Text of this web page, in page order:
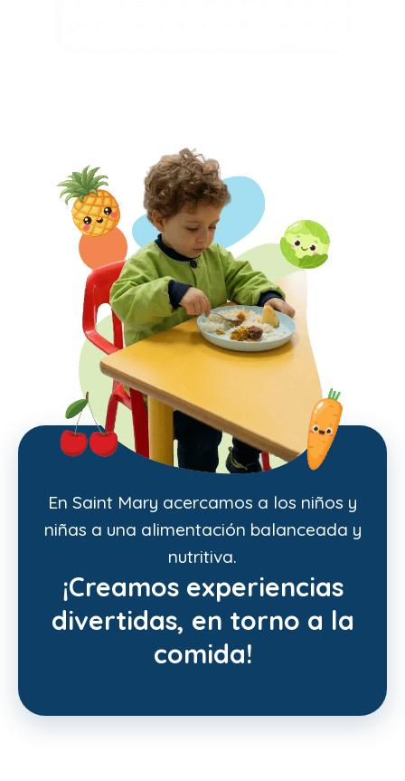
En Saint Mary acercamos a los niños y
niñas a una alimentación balanceada y
nutritiva.
¡Creamos experiencias
divertidas, en torno a la
comida!